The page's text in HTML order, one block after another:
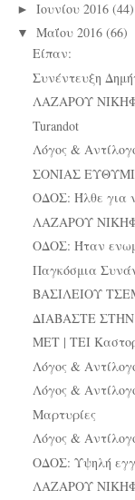
► Ιουνίου 2016 (44)
▼ Μαΐου 2016 (66)
Είπαν:
Συνέντευξη
ΛΑΖΑΡΟΥ
Turandot
Λόγος &
ΣΟΝΙΑΣ
ΟΔΟΣ: Ήλθε για
ΛΑΖΑΡΟΥ
ΟΔΟΣ: Ήταν
Παγκόσμια
ΒΑΣΙΛΕΙΟΥ
ΔΙΑΒΑΣΤΕ
ΜΕΤ | ΤΕΙ
Λόγος &
Λόγος &
Μαρτυρίες
Λόγος &
ΟΔΟΣ: Υψηλή
ΛΑΖΑΡΟΥ